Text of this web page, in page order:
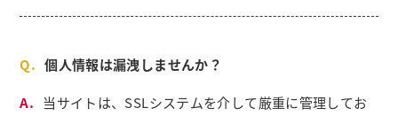
個人情報は漏洩しませんか？
当サイトは、SSLシステムを介して厳重に管理してお